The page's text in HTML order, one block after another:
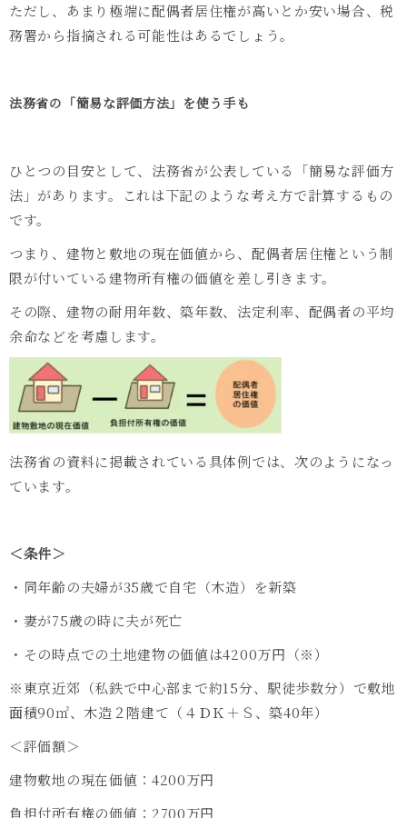
ただし、あまり極端に配偶者居住権が高いとか安い場合、税
務署から指摘される可能性はあるでしょう。
法務省の「簡易な評価方法」を使う手も
ひとつの目安として、法務省が公表している「簡易な評価方
法」があります。これは下記のような考え方で計算するもの
です。
つまり、建物と敷地の現在価値から、配偶者居住権という制
限が付いている建物所有権の価値を差し引きます。
その際、建物の耐用年数、築年数、法定利率、配偶者の平均
余命などを考慮します。
法務省の資料に掲載されている具体例では、次のようになっ
ています。
＜条件＞
・同年齢の夫婦が35歳で自宅（木造）を新築
・妻が75歳の時に夫が死亡
・その時点での土地建物の価値は4200万円（※）
※東京近郊（私鉄で中心部まで約15分、駅徒歩数分）で敷地
面積90㎡、木造２階建て（４ＤＫ＋Ｓ、築40年）
＜評価額＞
建物敷地の現在価値：4200万円
負担付所有権の価値：2700万円